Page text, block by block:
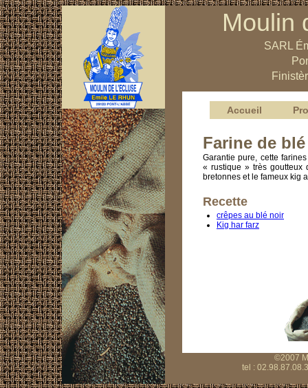
Moulin
SARL
Accueil
Farine de
Garantie pure, cette
« rustique » très goutteux
bretonnes et le fameux kig
Recette
crêpes au blé noir
Kig har farz
©2007
tel :